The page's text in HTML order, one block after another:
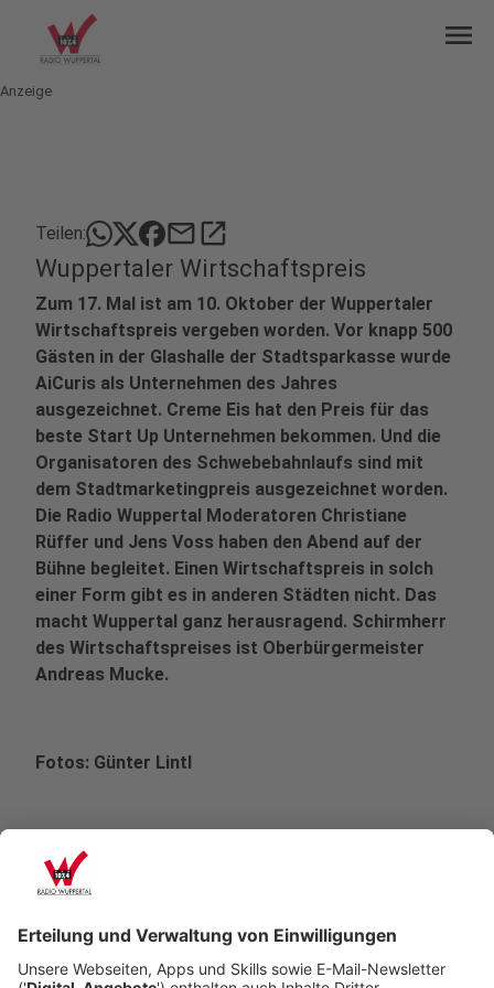
menu
Anzeige
Teilen: mailopen_in_new
Wuppertaler Wirtschaftspreis
Zum 17. Mal ist am 10. Oktober der Wuppertaler
Wirtschaftspreis vergeben worden. Vor knapp 500
Gästen in der Glashalle der Stadtsparkasse wurde
AiCuris als Unternehmen des Jahres
ausgezeichnet. Creme Eis hat den Preis für das
beste Start Up Unternehmen bekommen. Und die
Organisatoren des Schwebebahnlaufs sind mit
dem Stadtmarketingpreis ausgezeichnet worden.
Die Radio Wuppertal Moderatoren Christiane
Rüffer und Jens Voss haben den Abend auf der
Bühne begleitet. Einen Wirtschaftspreis in solch
einer Form gibt es in anderen Städten nicht. Das
macht Wuppertal ganz herausragend. Schirmherr
des Wirtschaftspreises ist Oberbürgermeister
Andreas Mucke.
Fotos: Günter Lintl
Veröffentlicht: